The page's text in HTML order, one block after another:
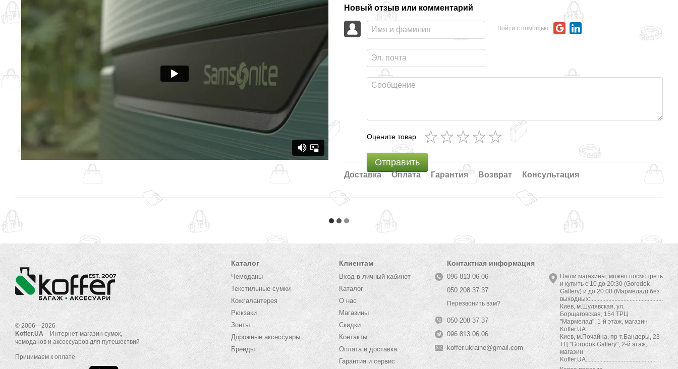
Новый отзыв или комментарий
Войти с помощью
Оцените товар
Отправить
Доставка Оплата Гарантия Возврат Консультация
© 2006—2026
Koffer.UA– Интернет магазин сумок,
чемоданов и аксессуаров для путешествий
Принимаем к оплате
Каталог
Чемоданы
Текстильные сумки
Кожгалантерея
Рюкзаки
Зонты
Дорожные аксессуары
Бренды
Клиентам
Вход в личный кабинет
Каталог
О нас
Магазины
Скидки
Контакты
Оплата и доставка
Гарантия и сервис
Контактная информация
096 813 06 06
050 208 37 37
Перезвонить вам?
050 208 37 37
096 813 06 06
koffer.ukraine@gmail.com
Наши магазины, можно посмотреть
и купить с 10 до 20:30 (Gorodok
Gallery) и до 20:00 (Мармелад) без
выходных:................................................
Киев, м.Шулявская, ул.
Борщаговская, 154 ТРЦ
"Мармелад", 1-й этаж, магазин
Koffer.UA.........................................
Киев, м.Почайна, пр-т.Бандеры, 23
ТЦ "Gorodok Gallery", 2-й этаж,
магазин
Koffer.UA...............................................